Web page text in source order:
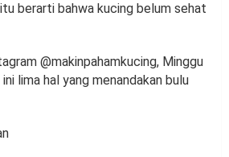
berarti bahwa kucing belum sehat
@makinpahamkucing, Minggu
lima hal yang menandakan bulu